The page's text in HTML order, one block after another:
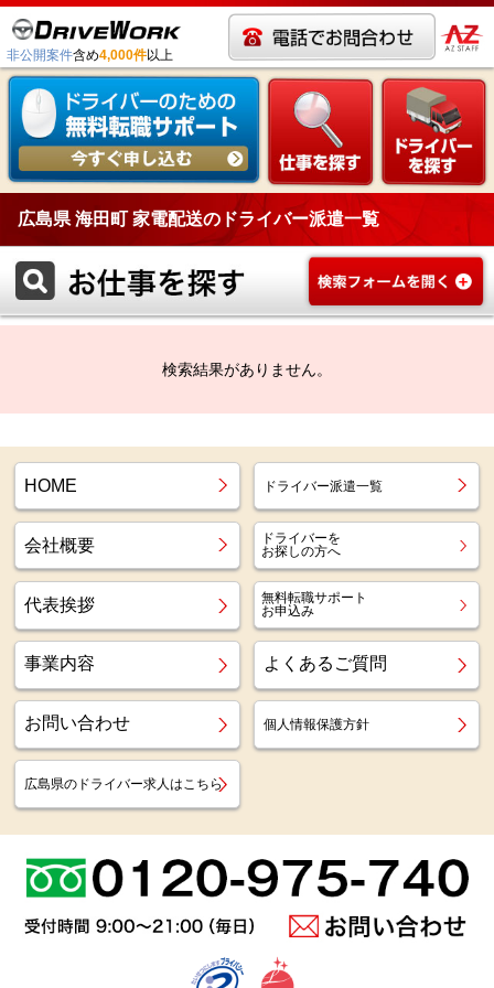
非公開案件含め4,000件以上
広島県 海田町 家電配送のドライバー派遣一覧
検索結果がありません。
HOME ドライバー派遣一覧
会社概要
ドライバーを
お探しの方へ
代表挨拶
無料転職サポート
お申込み
事業内容 よくあるご質問
お問い合わせ 個人情報保護方針
広島県のドライバー求人はこちら